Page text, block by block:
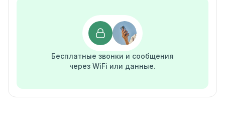
Бесплатные звонки и сообщения
через WiFi или данные.